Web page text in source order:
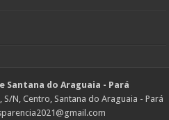
Santana do Araguaia - Pará
N, Centro, Santana do Araguaia - Pará